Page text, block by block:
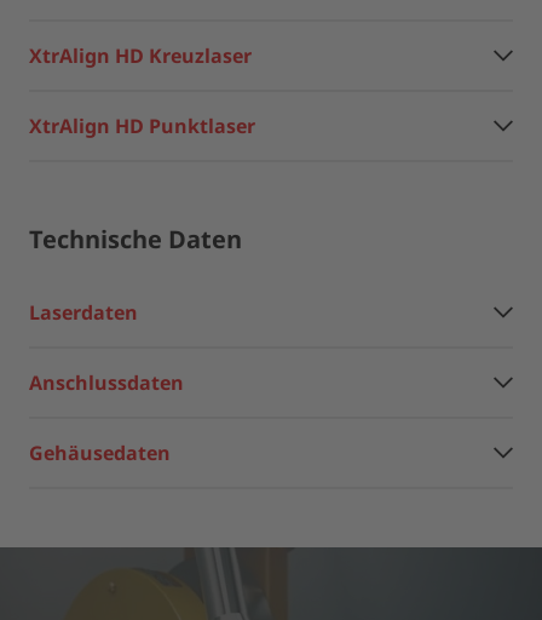
XtrAlign HD Kreuzlaser
XtrAlign HD Punktlaser
Technische Daten
Laserdaten
Anschlussdaten
Gehäusedaten
Wir benötigen Ihre Zustimmung, um den